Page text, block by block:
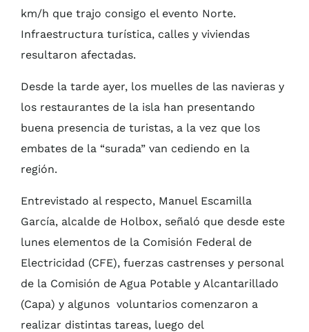
km/h que trajo consigo el evento Norte.
Infraestructura turística, calles y viviendas
resultaron afectadas.
Desde la tarde ayer, los muelles de las navieras y
los restaurantes de la isla han presentando
buena presencia de turistas, a la vez que los
embates de la “surada” van cediendo en la
región.
Entrevistado al respecto, Manuel Escamilla
García, alcalde de Holbox, señaló que desde este
lunes elementos de la Comisión Federal de
Electricidad (CFE), fuerzas castrenses y personal
de la Comisión de Agua Potable y Alcantarillado
(Capa) y algunos voluntarios comenzaron a
realizar distintas tareas, luego del